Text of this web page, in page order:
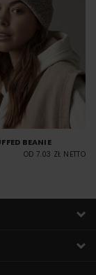
BEANIE
OD 7.03 ZŁ NETTO